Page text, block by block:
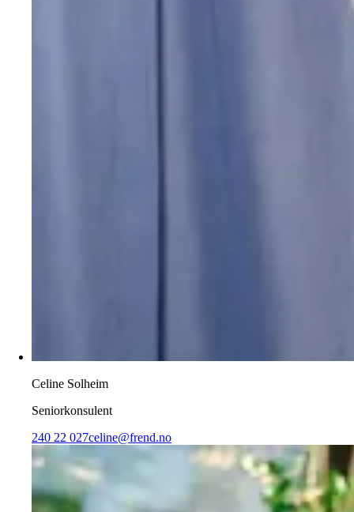
Celine Solheim
Seniorkonsulent
240 22 027celine@frend.no